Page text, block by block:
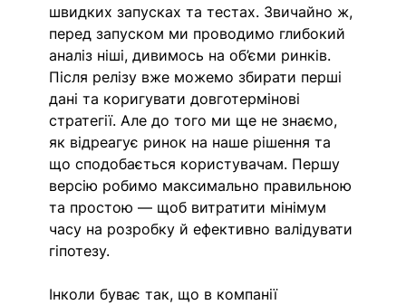
швидких запусках та тестах. Звичайно ж,
перед запуском ми проводимо глибокий
аналіз ніші, дивимось на об’єми ринків.
Після релізу вже можемо збирати перші
дані та коригувати довготермінові
стратегії. Але до того ми ще не знаємо,
як відреагує ринок на наше рішення та
що сподобається користувачам. Першу
версію робимо максимально правильною
та простою — щоб витратити мінімум
часу на розробку й ефективно валідувати
гіпотезу.
Інколи буває так, що в компанії